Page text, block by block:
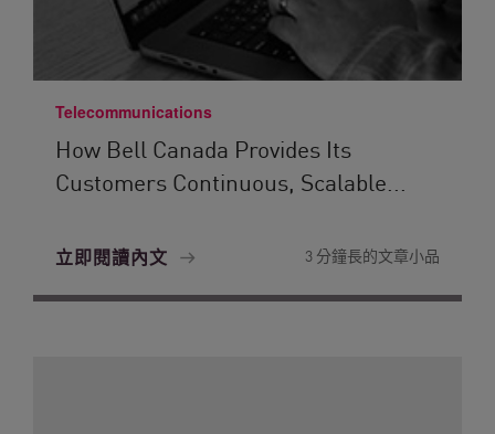
Telecommunications
How Bell Canada Provides Its
Customers Continuous, Scalable...
立即閱讀內文 3 分鐘長的文章小品